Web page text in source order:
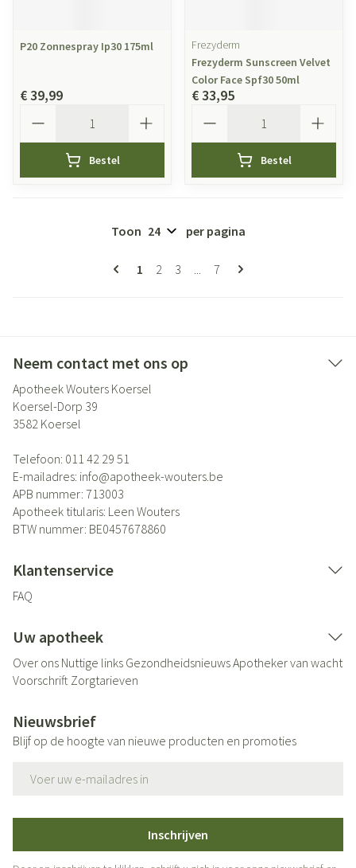
P20 Zonnespray Ip30 175ml
€ 39,99
Bestel
Frezyderm
Frezyderm Sunscreen Velvet
Color Face Spf30 50ml
€ 33,95
Bestel
Pagina's
U lees momenteel pagina
1 Pagina
2 Pagina
3 ... Pagina
7
Toon per pagina
Neem contact met ons op
Apotheek Wouters Koersel
Koersel-Dorp 39
3582 Koersel
Telefoon: 011 42 29 51
E-mailadres: info@apotheek-wouters.be
APB nummer: 713003
Apotheek titularis: Leen Wouters
BTW nummer: BE0457678860
Klantenservice
FAQ
Uw apotheek
Over ons Nuttige links GezondheidsnieuwsApotheker van wacht
Voorschrift Zorgtarieven
Nieuwsbrief
Blijf op de hoogte van nieuwe producten en promoties
Inschrijven